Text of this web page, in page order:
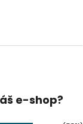
e-shop?